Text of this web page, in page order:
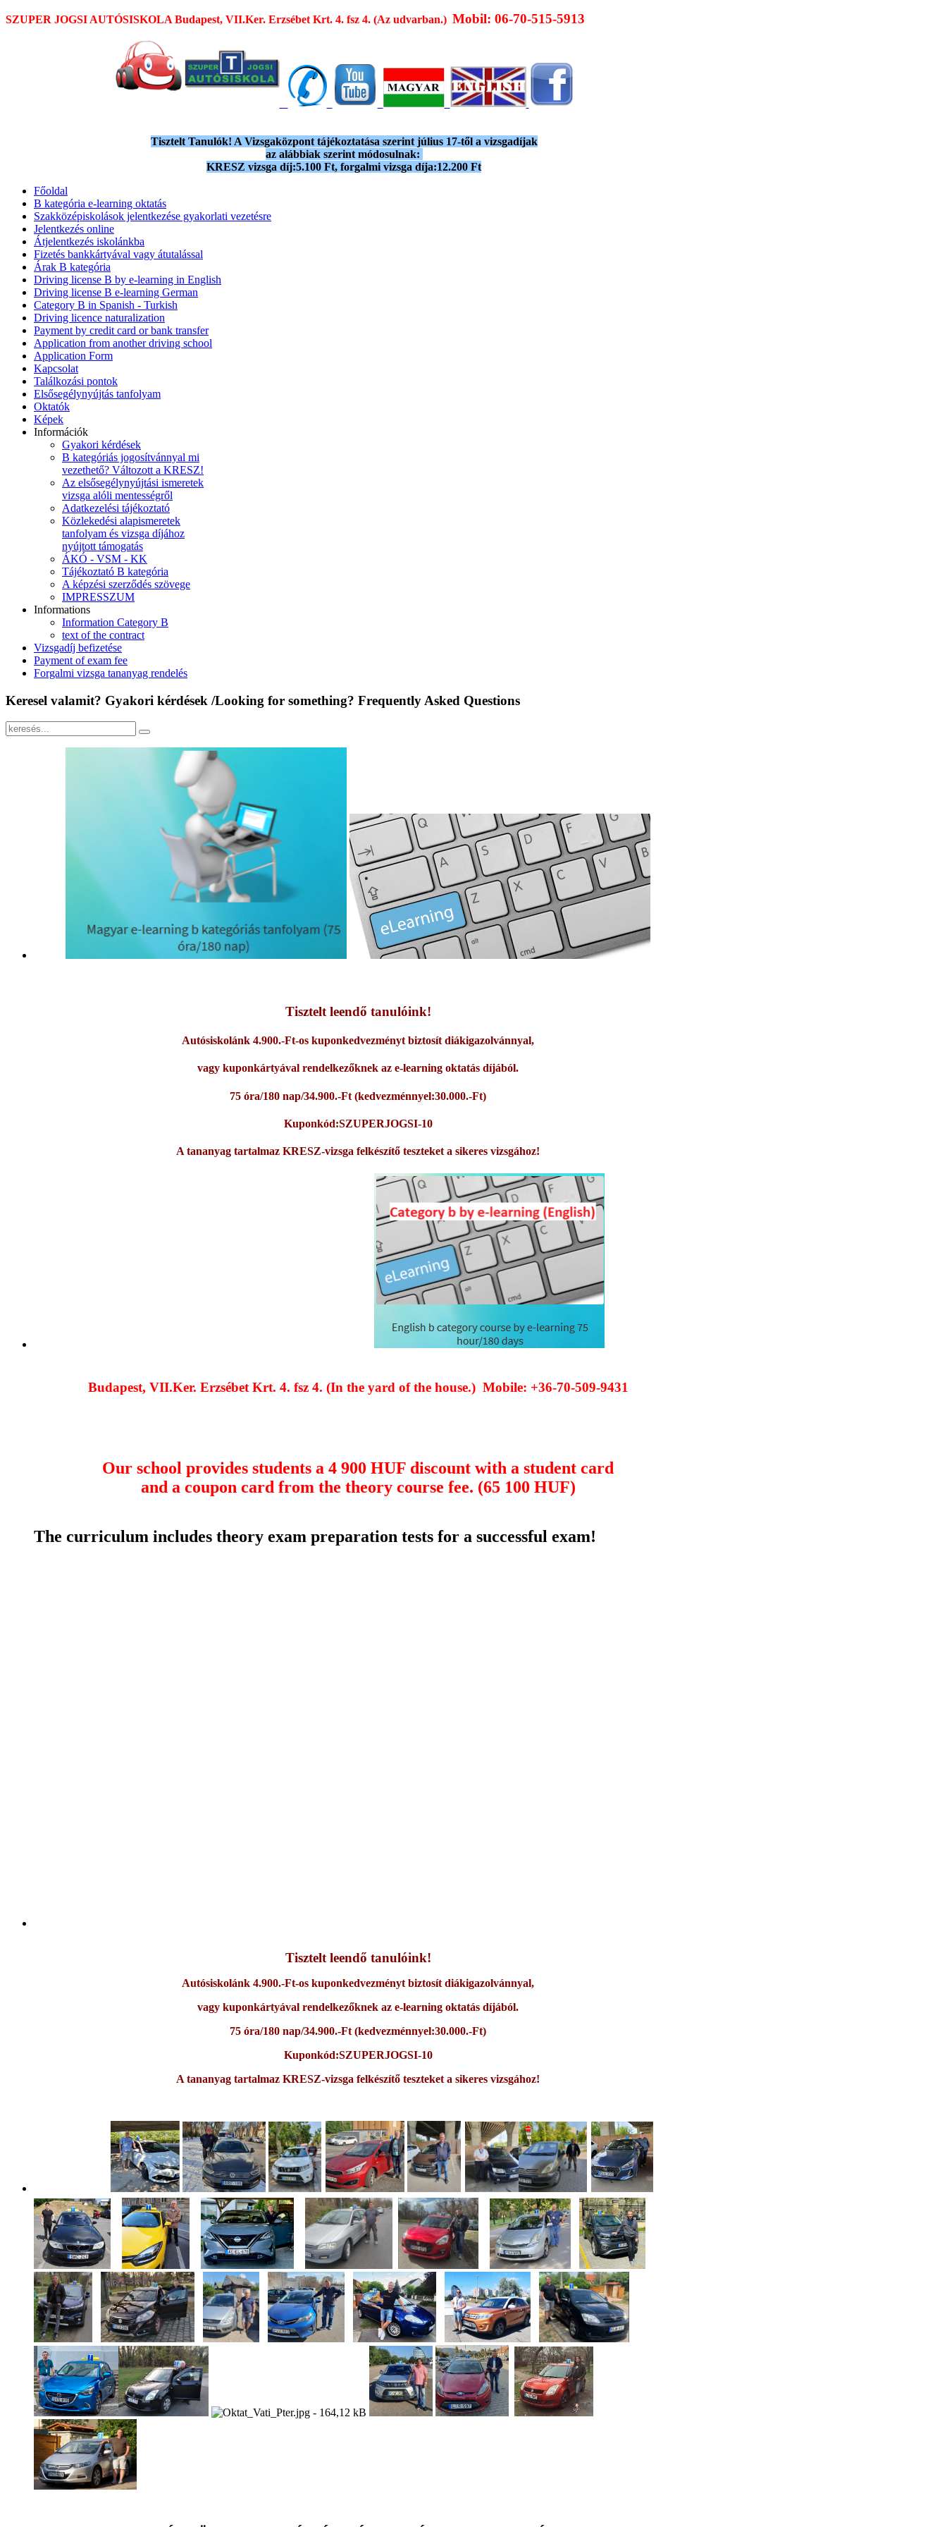
SZUPER JOGSI AUTÓSISKOLA Budapest, VII.Ker. Erzsébet Krt. 4. fsz 4. (Az udvarban.) Mobil: 06-70-515-5913
Tisztelt Tanulók! A Vizsgaközpont tájékoztatása szerint július 17-től a vizsgadíjak
az alábbiak szerint módosulnak:
KRESZ vizsga díj:5.100 Ft, forgalmi vizsga díja:12.200 Ft
Főoldal
B kategória e-learning oktatás
Szakközépiskolások jelentkezése gyakorlati vezetésre
Jelentkezés online
Átjelentkezés iskolánkba
Fizetés bankkártyával vagy átutalással
Árak B kategória
Driving license B by e-learning in English
Driving license B e-learning German
Category B in Spanish - Turkish
Driving licence naturalization
Payment by credit card or bank transfer
Application from another driving school
Application Form
Kapcsolat
Találkozási pontok
Elsősegélynyújtás tanfolyam
Oktatók
Képek
Információk
Gyakori kérdések
B kategóriás jogosítvánnyal mi
vezethető? Változott a KRESZ!
Az elsősegélynyújtási ismeretek
vizsga alóli mentességről
Adatkezelési tájékoztató
Közlekedési alapismeretek
tanfolyam és vizsga díjához
nyújtott támogatás
ÁKÓ - VSM - KK
Tájékoztató B kategória
A képzési szerződés szövege
IMPRESSZUM
Informations
Information Category B
text of the contract
Vizsgadíj befizetése
Payment of exam fee
Forgalmi vizsga tananyag rendelés
Keresel valamit? Gyakori kérdések /Looking for something? Frequently Asked Questions
Tisztelt leendő tanulóink!
Autósiskolánk 4.900.-Ft-os kuponkedvezményt biztosít diákigazolvánnyal,
vagy kuponkártyával rendelkezőknek az e-learning oktatás díjából.
75 óra/180 nap/34.900.-Ft (kedvezménnyel:30.000.-Ft)
Kuponkód:SZUPERJOGSI-10
A tananyag tartalmaz KRESZ-vizsga felkészítő teszteket a sikeres vizsgához!
Budapest, VII.Ker. Erzsébet Krt. 4. fsz 4. (In the yard of the house.) Mobile: +36-70-509-9431
Our school provides students a 4 900 HUF discount with a student card
and a coupon card from the theory course fee. (65 100 HUF)
The curriculum includes theory exam preparation tests for a successful exam!
Tisztelt leendő tanulóink!
Autósiskolánk 4.900.-Ft-os kuponkedvezményt biztosít diákigazolvánnyal,
vagy kuponkártyával rendelkezőknek az e-learning oktatás díjából.
75 óra/180 nap/34.900.-Ft (kedvezménnyel:30.000.-Ft)
Kuponkód:SZUPERJOGSI-10
A tananyag tartalmaz KRESZ-vizsga felkészítő teszteket a sikeres vizsgához!